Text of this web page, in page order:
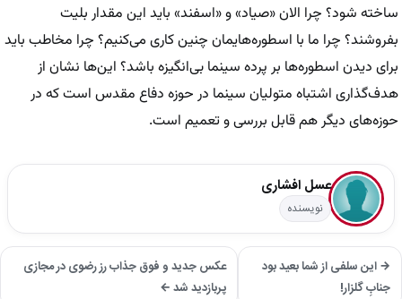
ساخته شود؟ چرا الان «صیاد» و «اسفند» باید این مقدار بلیت
بفروشند؟ چرا ما با اسطوره‌هایمان چنین کاری می‌کنیم؟ چرا مخاطب باید
برای دیدن اسطوره‌ها بر پرده سینما بی‌انگیزه باشد؟ این‌ها نشان از
هدف‌گذاری اشتباه متولیان سینما در حوزه دفاع مقدس است که در
حوزه‌های دیگر هم قابل بررسی و تعمیم است.
عسل افشاری
نویسنده
→ این سلفی از شما بعید بود
جنابِ گلزار!
عکس جدید و فوق جذاب رز رضوی در مجازی
پربازدید شد ←